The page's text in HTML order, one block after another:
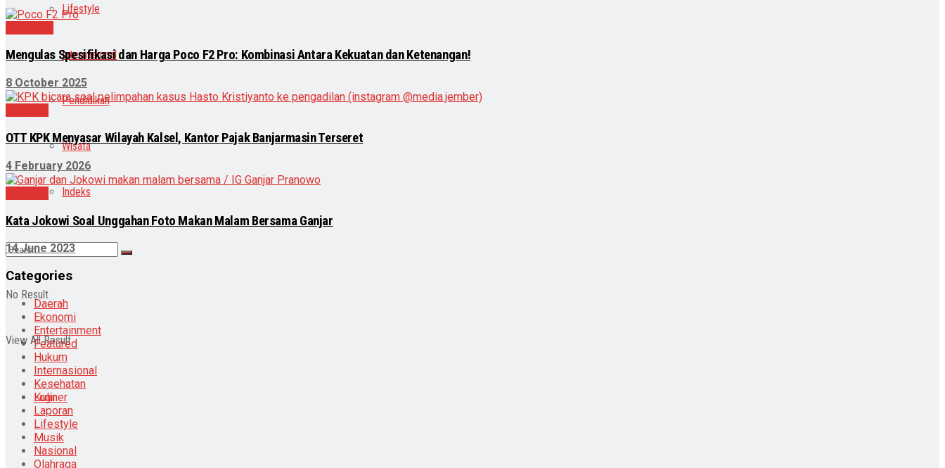
Lifestyle
Internasional
Pendidikan
Wisata
Indeks
No Result
View All Result
Login
Mengulas Spesifikasi dan Harga Poco F2 Pro: Kombinasi Antara Kekuatan dan Ketenangan!
8 October 2025
OTT KPK Menyasar Wilayah Kalsel, Kantor Pajak Banjarmasin Terseret
4 February 2026
Kata Jokowi Soal Unggahan Foto Makan Malam Bersama Ganjar
14 June 2023
Categories
Daerah
Ekonomi
Entertainment
Featured
Hukum
Internasional
Kesehatan
Kuliner
Laporan
Lifestyle
Musik
Nasional
Olahraga